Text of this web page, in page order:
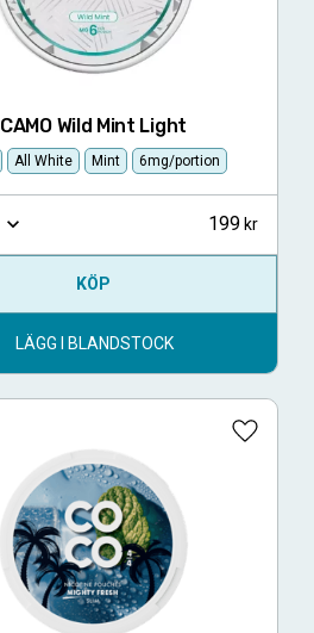
CAMO Wild Mint Light
All White Mint 6mg/portion
199
KÖP
LÄGG I BLANDSTOCK
Lägg